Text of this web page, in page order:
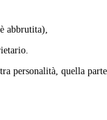
abbrutita),
personalità, quella parte